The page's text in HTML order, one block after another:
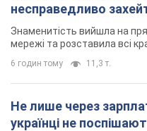
несправедливо
Знаменитість вийшла на
мережі та розставила всі
6 годин тому 11,3 т.
Не лише через
українці не